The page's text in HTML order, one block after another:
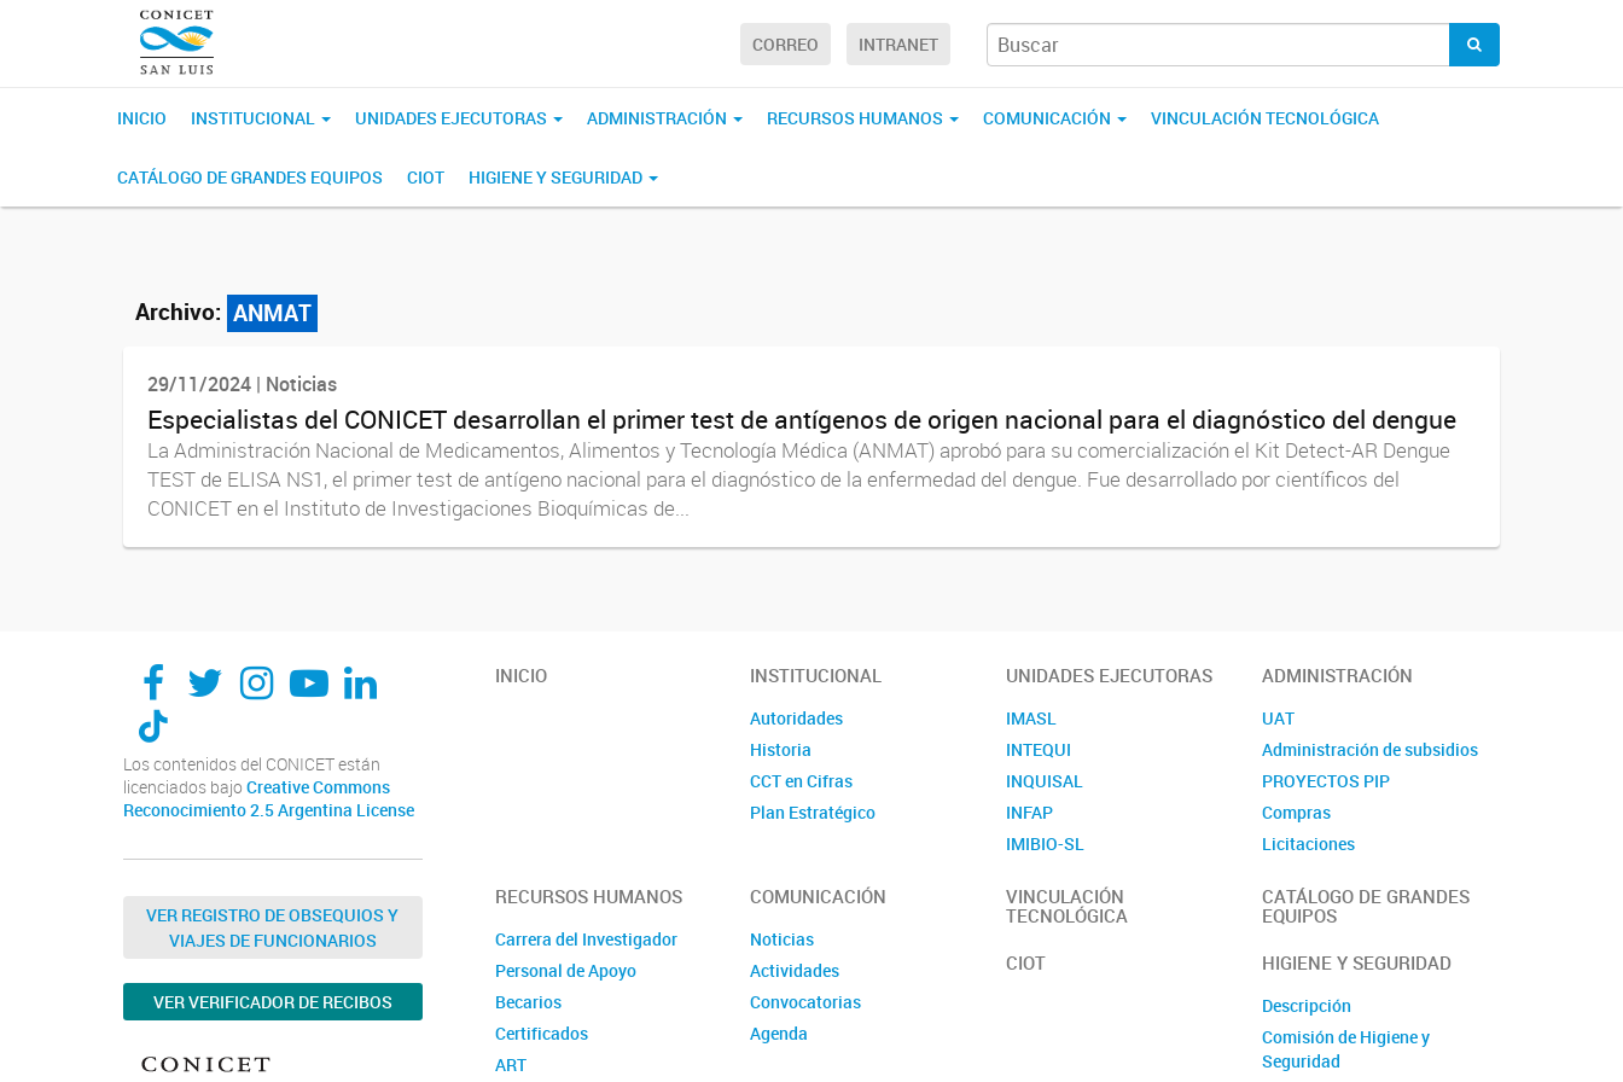
CORREO INTRANET
INICIO INSTITUCIONAL UNIDADES EJECUTORAS ADMINISTRACIÓN RECURSOS HUMANOS COMUNICACIÓN VINCULACIÓN TECNOLÓGICA
CATÁLOGO DE GRANDES EQUIPOS CIOT HIGIENE Y SEGURIDAD
Archivo: ANMAT
29/11/2024 | Noticias
Especialistas del CONICET desarrollan el primer test de antígenos de origen nacional para el diagnóstico del dengue
La Administración Nacional de Medicamentos, Alimentos y Tecnología Médica (ANMAT) aprobó para su comercialización el Kit Detect-AR Dengue
TEST de ELISA NS1, el primer test de antígeno nacional para el diagnóstico de la enfermedad del dengue. Fue desarrollado por científicos del
CONICET en el Instituto de Investigaciones Bioquímicas de...
Los contenidos del CONICET están
licenciados bajo Creative Commons
Reconocimiento 2.5 Argentina License
VER REGISTRO DE OBSEQUIOS Y
VIAJES DE FUNCIONARIOS
VER VERIFICADOR DE RECIBOS
INICIO INSTITUCIONAL
Autoridades
Historia
CCT en Cifras
Plan Estratégico
UNIDADES EJECUTORAS
IMASL
INTEQUI
INQUISAL
INFAP
IMIBIO-SL
ADMINISTRACIÓN
UAT
Administración de subsidios
PROYECTOS PIP
Compras
Licitaciones
RECURSOS HUMANOS
Carrera del Investigador
Personal de Apoyo
Becarios
Certificados
ART
COMUNICACIÓN
Noticias
Actividades
Convocatorias
Agenda
VINCULACIÓN
TECNOLÓGICA
CATÁLOGO DE GRANDES
EQUIPOS
CIOT
HIGIENE Y SEGURIDAD
Descripción
Comisión de Higiene y
Seguridad